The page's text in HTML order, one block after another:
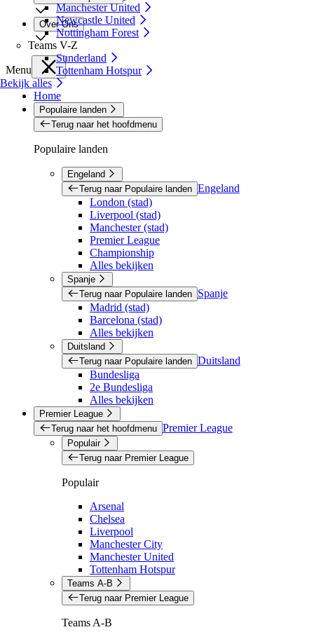
Manchester United
Newcastle United
Nottingham Forest
Teams V-Z
Sunderland
Tottenham Hotspur
Bekijk alles
Over Ons
Menu
Home
Populaire landen
Terug naar het hoofdmenu
Populaire landen
Engeland
Terug naar Populaire landen Engeland
London (stad)
Liverpool (stad)
Manchester (stad)
Premier League
Championship
Alles bekijken
Spanje
Terug naar Populaire landen
Spanje
Madrid (stad)
Barcelona (stad)
Alles bekijken
Duitsland
Terug naar Populaire landen Duitsland
Bundesliga
2e Bundesliga
Alles bekijken
Premier League
Terug naar het hoofdmenu Premier League
Populair
Terug naar Premier League
Populair
Arsenal
Chelsea
Liverpool
Manchester City
Manchester United
Tottenham Hotspur
Teams A-B
Terug naar Premier League
Teams A-B